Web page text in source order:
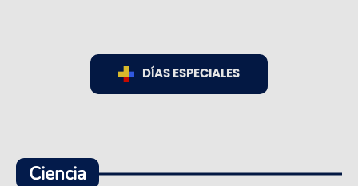
DÍAS ESPECIALES
Ciencia